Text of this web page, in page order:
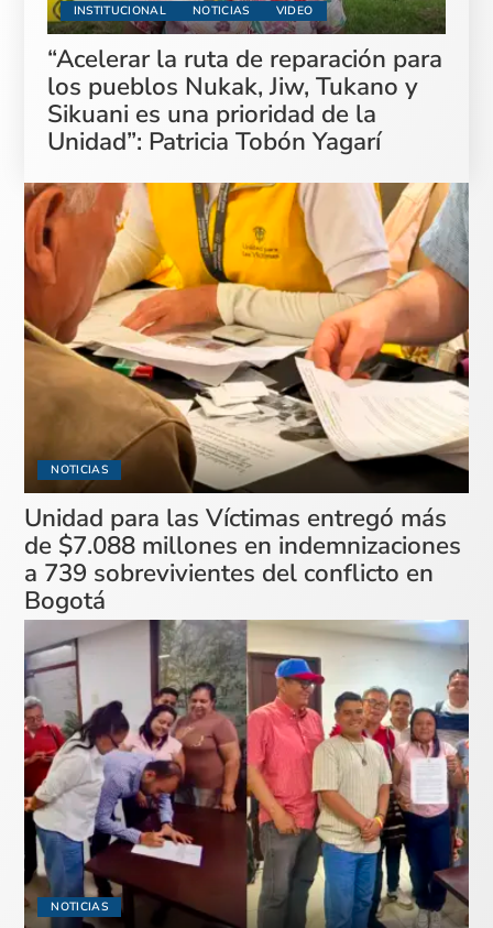
INSTITUCIONAL NOTICIAS VIDEO
“Acelerar la ruta de reparación para
los pueblos Nukak, Jiw, Tukano y
Sikuani es una prioridad de la
Unidad”: Patricia Tobón Yagarí
NOTICIAS
Unidad para las Víctimas entregó más
de $7.088 millones en indemnizaciones
a 739 sobrevivientes del conflicto en
Bogotá
NOTICIAS